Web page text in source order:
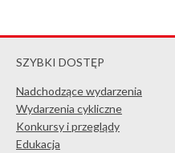
SZYBKI DOSTĘP
Nadchodzące wydarzenia
Wydarzenia cykliczne
Konkursy i przeglądy
Edukacja